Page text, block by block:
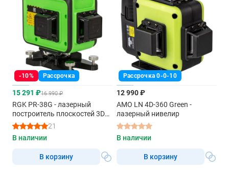
-10% Рассрочка
15 291 ₽16 990 ₽
RGK PR-38G - лазерный
построитель плоскостей 3D
(360° / зеленый луч / 50м с
приемником / АКБ)
21
В наличии
В корзину
Рассрочка 0-0-10
12 990 ₽
AMO LN 4D-360 Green -
лазерный нивелир
В наличии
В корзину